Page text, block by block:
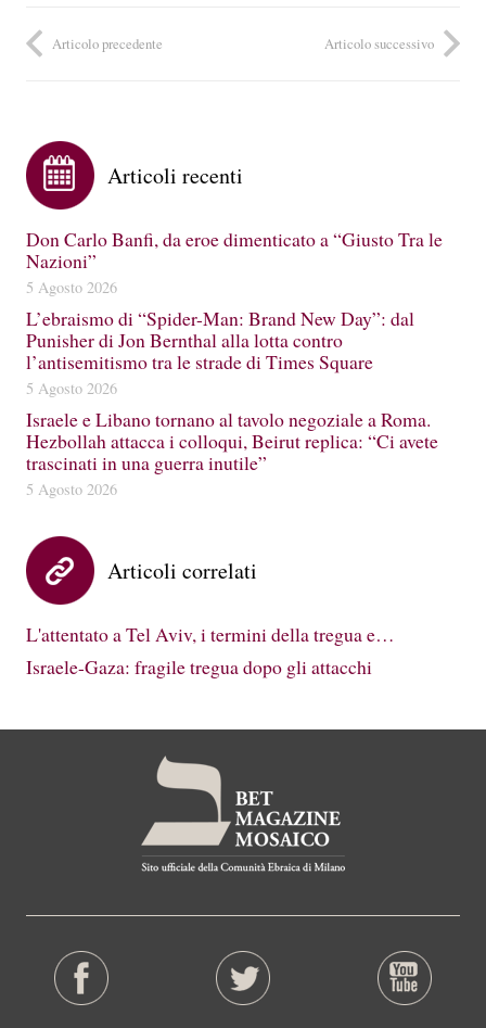
Articolo precedente Articolo successivo
Articoli recenti
Don Carlo Banfi, da eroe dimenticato a “Giusto Tra le
Nazioni”
5 Agosto 2026
L’ebraismo di “Spider-Man: Brand New Day”: dal
Punisher di Jon Bernthal alla lotta contro
l’antisemitismo tra le strade di Times Square
5 Agosto 2026
Israele e Libano tornano al tavolo negoziale a Roma.
Hezbollah attacca i colloqui, Beirut replica: “Ci avete
trascinati in una guerra inutile”
5 Agosto 2026
Articoli correlati
L'attentato a Tel Aviv, i termini della tregua e…
Israele-Gaza: fragile tregua dopo gli attacchi